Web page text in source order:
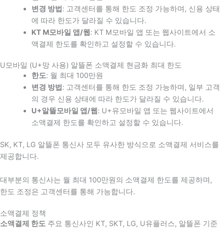
변경 방법 : 고객센터를 통해 한도 조정 가능하며, 신용 상태
에 따라 한도가 달라질 수 있습니다.
KT M모바일 앱/웹 : KT M모바일 앱 또는 웹사이트에서 소
액결제 한도를 확인하고 설정할 수 있습니다.
U모바일 (U+망 사용) 알뜰폰 소액결제 현금화 최대 한도
한도: 월 최대 100만원
변경 방법 : 고객센터를 통해 한도 조정 가능하며, 일부 고객
의 경우 신용 상태에 따라 한도가 달라질 수 있습니다.
U+알뜰모바일 앱/웹 : U+유모바일 앱 또는 웹사이트에서
소액결제 한도를 확인하고 설정할 수 있습니다.
SK, KT, LG 알뜰폰 통신사 모두 유사한 방식으로 소액결제 서비스를
제공합니다.
대부분의 통신사는 월 최대 100만원의 소액결제 한도를 제공하며,
한도 조정은 고객센터를 통해 가능합니다.
소액결제 정책
소액결제 한도 주요 통신사인 KT, SKT, LG, U유플러스, 알뜰폰 기준